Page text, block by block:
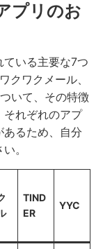
プリのお
いる主要な7つ
クワクメール、
いて、その特徴
それぞれのアプ
あるため、自分
。
TIND
ER
YYC